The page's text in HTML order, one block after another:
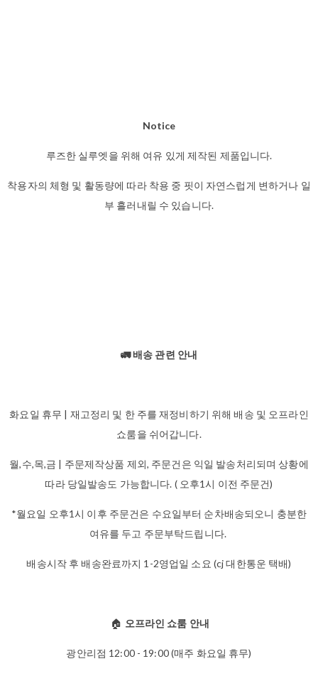
Notice
루즈한 실루엣을 위해 여유 있게 제작된 제품입니다.
착용자의 체형 및 활동량에 따라 착용 중 핏이 자연스럽게 변하거나 일
부 흘러내릴 수 있습니다.
🚛 배송 관련 안내
화요일 휴무 | 재고정리 및 한 주를 재정비하기 위해 배송 및 오프라인
쇼룸을 쉬어갑니다.
월,수,목,금 | 주문제작상품 제외, 주문건은 익일 발송처리되며 상황에
따라 당일발송도 가능합니다. ( 오후1시 이전 주문건)
*월요일 오후1시 이후 주문건은 수요일부터 순차배송되오니 충분한
여유를 두고 주문부탁드립니다.
배송시작 후 배송완료까지 1-2영업일 소요 (cj 대한통운 택배)
🏠 오프라인 쇼룸 안내
광안리점 12:00 - 19:00 (매주 화요일 휴무)